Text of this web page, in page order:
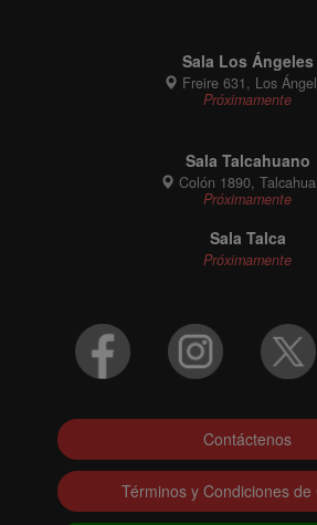
Sala Los Ángeles
Freire 631, Los
Próximamente
Sala Talcahuano
Colón 1890,
Próximamente
Sala Talca
Próximamente
Contáctenos
Términos y Condiciones de